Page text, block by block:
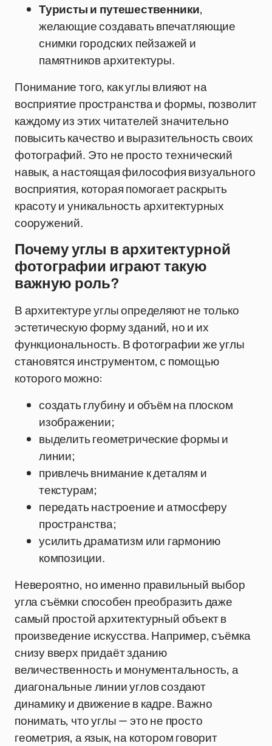
Туристы и путешественники,
желающие создавать впечатляющие
снимки городских пейзажей и
памятников архитектуры.
Понимание того, как углы влияют на
восприятие пространства и формы, позволит
каждому из этих читателей значительно
повысить качество и выразительность своих
фотографий. Это не просто технический
навык, а настоящая философия визуального
восприятия, которая помогает раскрыть
красоту и уникальность архитектурных
сооружений.
Почему углы в архитектурной
фотографии играют такую
важную роль?
В архитектуре углы определяют не только
эстетическую форму зданий, но и их
функциональность. В фотографии же углы
становятся инструментом, с помощью
которого можно:
создать глубину и объём на плоском
изображении;
выделить геометрические формы и
линии;
привлечь внимание к деталям и
текстурам;
передать настроение и атмосферу
пространства;
усилить драматизм или гармонию
композиции.
Невероятно, но именно правильный выбор
угла съёмки способен преобразить даже
самый простой архитектурный объект в
произведение искусства. Например, съёмка
снизу вверх придаёт зданию
величественность и монументальность, а
диагональные линии углов создают
динамику и движение в кадре. Важно
понимать, что углы — это не просто
геометрия, а язык, на котором говорит